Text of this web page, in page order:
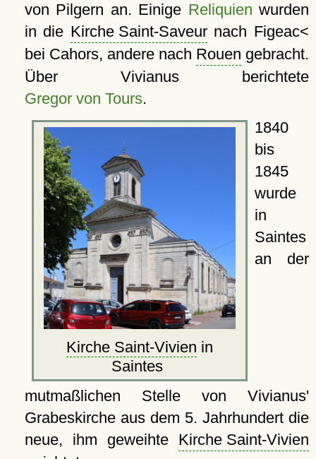
von Pilgern an. Einige Reliquien wurden
in die Kirche Saint-Saveurnach Figeac<
bei Cahors, andere nach Rouen gebracht.
Über Vivianus berichtete
Gregor von Tours.
Kirche Saint-Vivien in
Saintes
1840
bis
1845
wurde
in
Saintes
an der
mutmaßlichen Stelle von Vivianus'
Grabeskirche aus dem 5. Jahrhundert die
neue, ihm geweihte Kirche Saint-Vivien